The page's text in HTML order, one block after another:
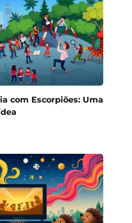
com Escorpiões: Uma